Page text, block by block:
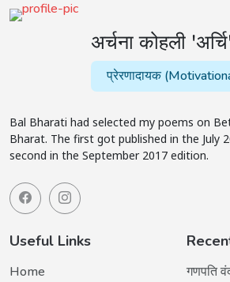
अर्चना कोहली
प्रेरणादायक
Bal Bharati had selected my poems on
Bharat. The first got published in the July
second in the September 2017 edition.
Useful Links
Home
गणपति